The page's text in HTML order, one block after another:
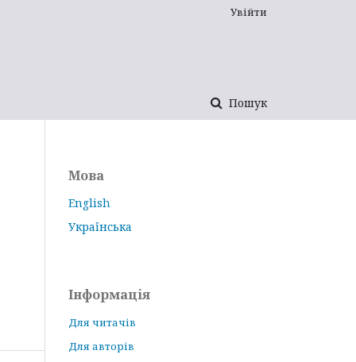
Пошук
Увійти
Мова
English
Українська
Інформація
Для читачів
Для авторів